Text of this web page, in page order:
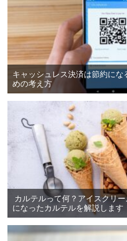
キャッシュレス決済は節約にな
めの考え方
カルテルって何？アイスクリ
になったカルテルを解説します